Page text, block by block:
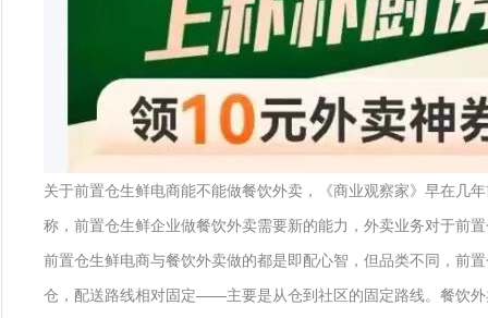
关于前置仓生鲜电商能不能做餐饮外卖，《商业观察家》早在几
称，前置仓生鲜企业做餐饮外卖需要新的能力，外卖业务对于前
前置仓生鲜电商与餐饮外卖做的都是即配心智，但品类不同，前
仓，配送路线相对固定——主要是从仓到社区的固定路线。餐饮